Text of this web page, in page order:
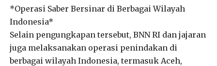
*Operasi Saber Bersinar di Berbagai Wilayah
Indonesia*
Selain pengungkapan tersebut, BNN RI dan jajaran
juga melaksanakan operasi penindakan di
berbagai wilayah Indonesia, termasuk Aceh,